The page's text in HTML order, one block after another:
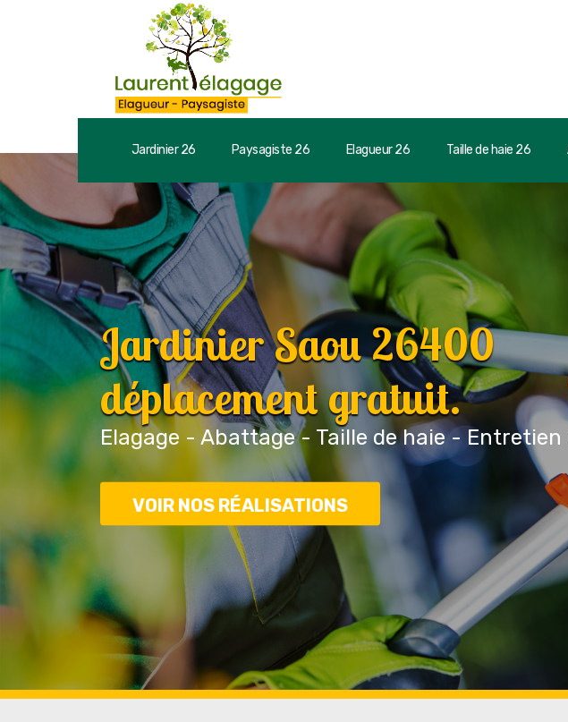
Jardinier 26 Paysagiste 26 Elagueur 26 Taille de haie 26
Jardinier Saou 26400
déplacement gratuit.
Elagage - Abattage - Taille de haie -
VOIR NOS RÉALISATIONS